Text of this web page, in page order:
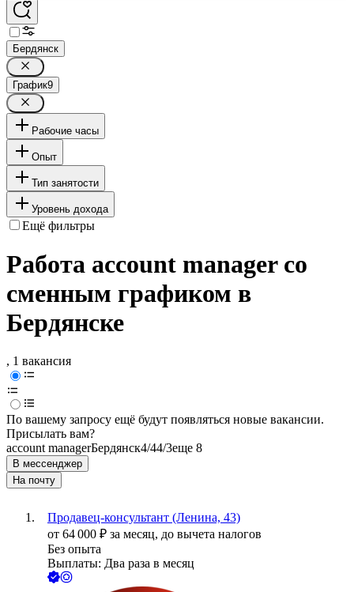
Бердянск
График9
Рабочие часы
Опыт
Тип занятости
Уровень дохода
Ещё фильтры
Работа account manager со
сменным графиком в
Бердянске
, 1 вакансия
По вашему запросу ещё будут появляться новые вакансии.
Присылать вам?
account managerБердянск4/44/3еще 8
В мессенджер
На почту
Продавец-консультант (Ленина, 43)
от 64 000 ₽ за месяц, до вычета налогов
Без опыта
Выплаты: Два раза в месяц